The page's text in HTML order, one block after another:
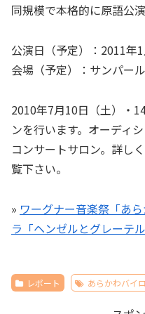
同規模で本格的に原語公演
公演日（予定）：2011年
会場（予定）：サンパー
2010年7月10日（土）・
ンを行います。オーディ
コンサートサロン。詳し
覧下さい。
» ワーグナー音楽祭「あ
ラ「ヘンゼルとグレーテ
レポート あらかわバイ